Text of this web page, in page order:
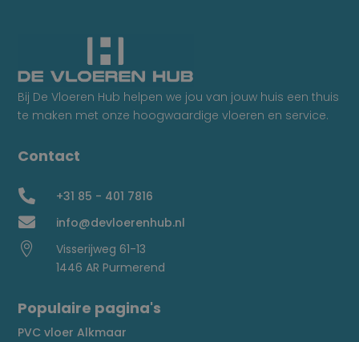
Bij De Vloeren Hub helpen we jou van jouw huis een thuis
te maken met onze hoogwaardige vloeren en service.
Contact
 +31 85 - 401 7816
 info@devloerenhub.nl

Visserijweg 61-13
1446 AR Purmerend
Populaire pagina's
PVC vloer Alkmaar